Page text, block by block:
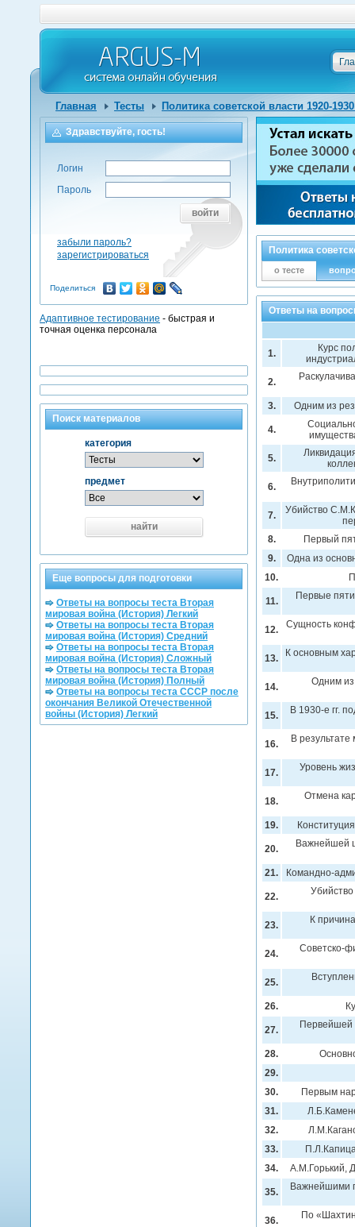
Главная Тесты Политика советской власти 1920-
Политика
о тесте
Ответы на
1.
Курс
2.
3. Одним из
4.
5.
6.
7.
Убийство
8.
Первый
9.
Одна из
10.
11. Первые
12. Сущность
13. К основным
14. Одним из
15. В 1930-е гг.
16. В
17. Уровень
18. Отмена
19.
20. Важнейшей
21. Командно-
22.
23. К
24. Советско-
25.
26.
27. Первейшей
28.
29.
30.
Первым
31.
32.
33.
34.
А.М.Горький,
35. Важнейшими
36. По
Здравствуйте, гость!
Логин
Пароль
войти
забыли пароль?
зарегистрироваться
Поделиться
Адаптивное тестирование - быстрая и
точная оценка персонала
Поиск материалов
категория
предмет
найти
Еще вопросы для подготовки
Ответы на вопросы теста Вторая
мировая война (История) Легкий
Ответы на вопросы теста Вторая
мировая война (История) Средний
Ответы на вопросы теста Вторая
мировая война (История) Сложный
Ответы на вопросы теста Вторая
мировая война (История) Полный
Ответы на вопросы теста СССР после
окончания Великой Отечественной
войны (История) Легкий